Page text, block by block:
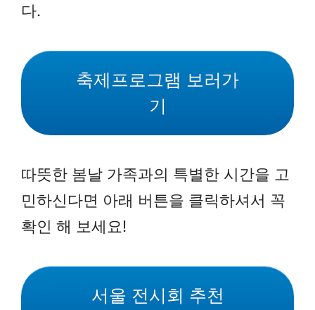
다.
축제프로그램 보러가
기
따뜻한 봄날 가족과의 특별한 시간을 고
민하신다면 아래 버튼을 클릭하셔서 꼭
확인 해 보세요!
서울 전시회 추천